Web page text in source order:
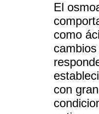
El
como
con